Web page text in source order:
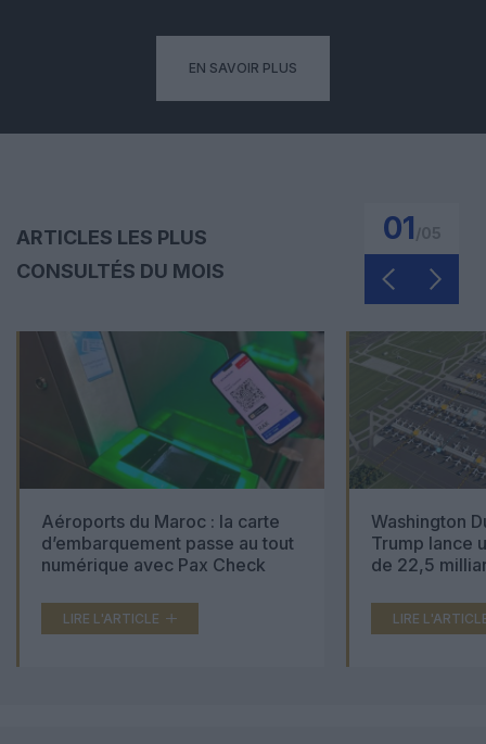
EN SAVOIR PLUS
ARTICLES LES PLUS
CONSULTÉS DU MOIS
01
Aéroports du Maroc : la carte
d’embarquement passe au tout
numérique avec Pax Check
LIRE L'ARTICLE
Washington
Trump lance
de 22,5
LIRE